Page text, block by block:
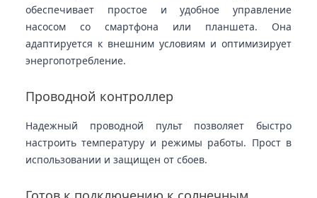
обеспечивает простое и удобное управление
насосом со смартфона или планшета. Она
адаптируется к внешним условиям и оптимизирует
энергопотребление.
Проводной контроллер
Надежный проводной пульт позволяет быстро
настроить температуру и режимы работы. Прост в
использовании и защищен от сбоев.